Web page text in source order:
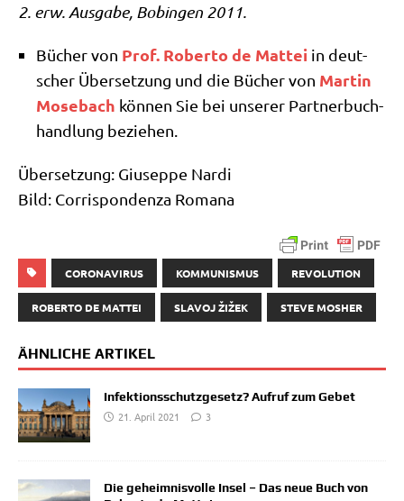
2. erw. Aus­ga­be, Bobin­gen 2011.
Bücher von Prof. Rober­to de Mat­tei in deut­
scher Über­set­zung und die Bücher von Mar­tin
Mose­bach kön­nen Sie bei unse­rer Part­ner­buch­
hand­lung beziehen.
Über­set­zung: Giu­sep­pe Nar­di
Bild: Cor­ri­spon­den­za Romana
CORONAVIRUS KOMMUNISMUS REVOLUTION
ROBERTO DE MATTEI SLAVOJ ŽIŽEK STEVE MOSHER
ÄHNLICHE ARTIKEL
Infektionsschutzgesetz? Aufruf zum Gebet
21. April 2021
3
Die geheimnisvolle Insel – Das neue Buch von